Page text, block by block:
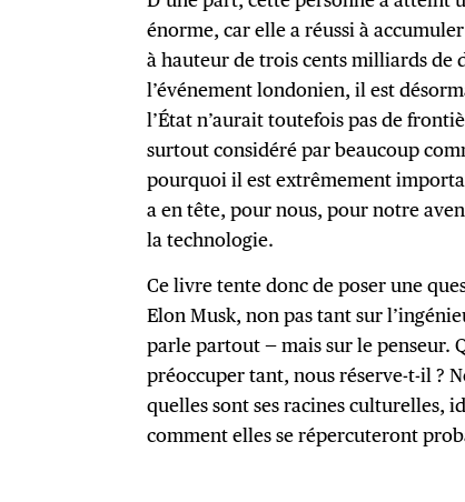
énorme, car elle a réussi à
à hauteur de trois cents milliards de
l’événement londonien, il est
l’État n’aurait toutefois pas de
surtout considéré par beaucoup
pourquoi il est extrêmement
a en tête, pour nous, pour notre
la technologie.
Ce livre tente donc de poser une
Elon Musk, non pas tant sur
parle partout — mais sur le penseur.
préoccuper tant, nous réserve-t-il ?
quelles sont ses racines culturelles,
comment elles se répercuteront